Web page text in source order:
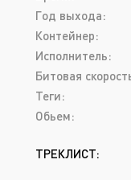
Год выхода:
Контейнер:
Исполнитель:
Битовая
Теги:
Обьем:
ТРЕКЛИСТ: